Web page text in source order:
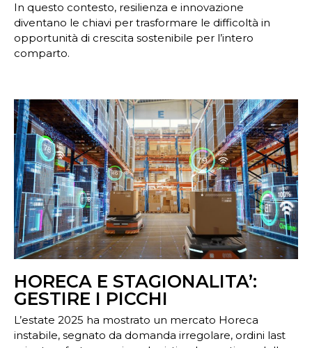
In questo contesto, resilienza e innovazione
diventano le chiavi per trasformare le difficoltà in
opportunità di crescita sostenibile per l’intero
comparto.
HORECA E STAGIONALITA’:
GESTIRE I PICCHI
L’estate 2025 ha mostrato un mercato Horeca
instabile, segnato da domanda irregolare, ordini last